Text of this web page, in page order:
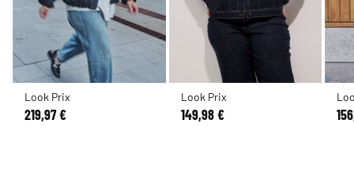
Look Prix
219,97 €
Look Prix
149,98 €